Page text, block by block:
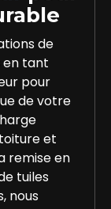
de
en tant
pour
de votre
et
remise en
tuiles
nous